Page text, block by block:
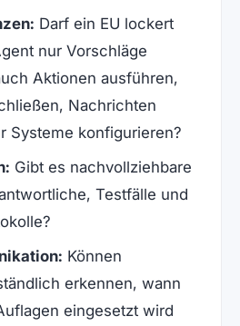
Darf ein EU lockert
nur Vorschläge
Aktionen ausführen,
Nachrichten
Systeme konfigurieren?
Gibt es nachvollziehbare
Testfälle und
Können
erkennen, wann
eingesetzt wird